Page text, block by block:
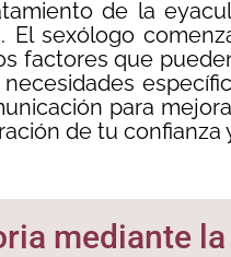
de la
sexólogo
factores que
para
de tu confianza
mediante